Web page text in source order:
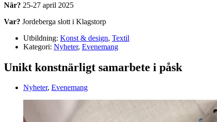
När? 25-27 april 2025
Var? Jordeberga slott i Klagstorp
Utbildning: Konst & design, Textil
Kategori: Nyheter, Evenemang
Unikt konstnärligt samarbete i påsk
Nyheter, Evenemang